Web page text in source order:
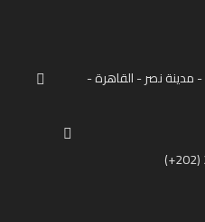
- مدينة نصر - القاهرة -